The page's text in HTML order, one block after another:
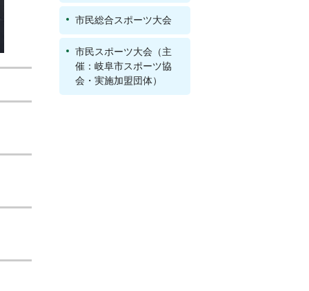
市民総合スポーツ大会
市民スポーツ大会（主
催：岐阜市スポーツ協
会・実施加盟団体）